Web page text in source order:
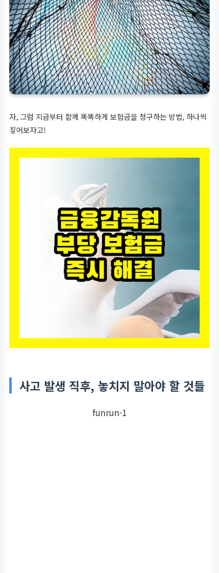
자, 그럼 지금부터 함께 똑똑하게 보험금을 청구하는 방법, 하나씩
짚어보자고!
사고 발생 직후, 놓치지 말아야 할 것들
funrun-1